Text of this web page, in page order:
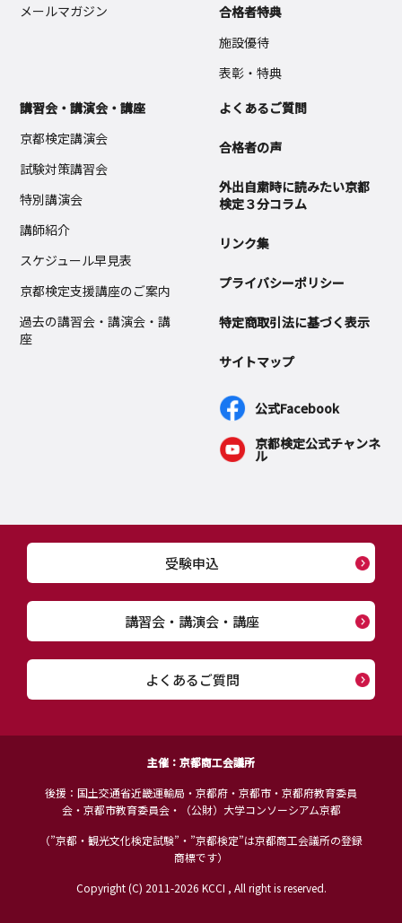
メールマガジン
合格者特典
施設優待
表彰・特典
講習会・講演会・講座
京都検定講演会
試験対策講習会
特別講演会
講師紹介
スケジュール早見表
京都検定支援講座のご案内
過去の講習会・講演会・講
座
よくあるご質問
合格者の声
外出自粛時に読みたい京都
検定３分コラム
リンク集
プライバシーポリシー
特定商取引法に基づく表示
サイトマップ
公式Facebook
京都検定公式チャンネ
ル
受験申込
講習会・講演会・講座
よくあるご質問
主催：京都商工会議所
後援：国土交通省近畿運輸局・京都府・京都市・京都府教育委員
会・京都市教育委員会・（公財）大学コンソーシアム京都
（”京都・観光文化検定試験”・”京都検定”は京都商工会議所の登録
商標です）
Copyright (C) 2011-2026 KCCI , All right is reserved.